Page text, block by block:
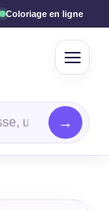
Coloriage en ligne